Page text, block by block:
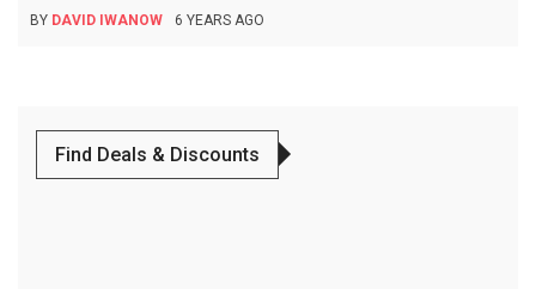
BY DAVID IWANOW 6 YEARS AGO
Find Deals & Discounts